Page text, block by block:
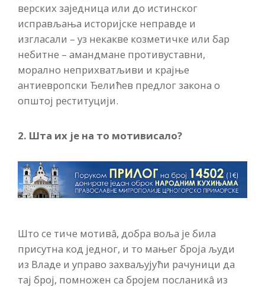
верских заједница или до истинског
исправљања историјске неправде и
изгласали – уз некакве козметичке или бар
небитне – амандмане противуставни,
морално неприхватљиви и крајње
антиевропски Ђелићев предлог закона о
општој реституцији.
2. Шта их је на то мотивисало?
Што се тиче мотивâ, добра воља је била
присутна код једног, и то мањег броја људи
из Владе и управо захваљујући рачуници да
тај број, помножен са бројем посланикâ из